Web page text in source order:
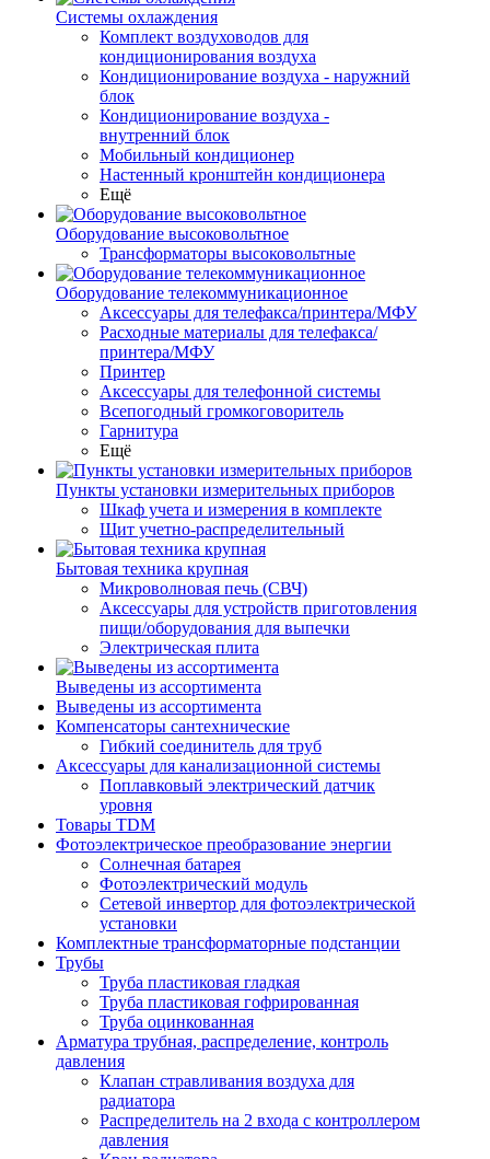
Системы охлаждения
Комплект воздуховодов для
кондиционирования воздуха
Кондиционирование воздуха - наружний
блок
Кондиционирование воздуха -
внутренний блок
Мобильный кондиционер
Настенный кронштейн кондиционера
Ещё
Оборудование высоковольтное
Трансформаторы высоковольтные
Оборудование телекоммуникационное
Аксессуары для телефакса/принтера/МФУ
Расходные материалы для телефакса/
принтера/МФУ
Принтер
Аксессуары для телефонной системы
Всепогодный громкоговоритель
Гарнитура
Ещё
Пункты установки измерительных приборов
Шкаф учета и измерения в комплекте
Щит учетно-распределительный
Бытовая техника крупная
Микроволновая печь (СВЧ)
Аксессуары для устройств приготовления
пищи/оборудования для выпечки
Электрическая плита
Выведены из ассортимента
Выведены из ассортимента
Компенсаторы сантехнические
Гибкий соединитель для труб
Аксессуары для канализационной системы
Поплавковый электрический датчик
уровня
Товары TDM
Фотоэлектрическое преобразование энергии
Солнечная батарея
Фотоэлектрический модуль
Сетевой инвертор для фотоэлектрической
установки
Комплектные трансформаторные подстанции
Трубы
Труба пластиковая гладкая
Труба пластиковая гофрированная
Труба оцинкованная
Арматура трубная, распределение, контроль
давления
Клапан стравливания воздуха для
радиатора
Распределитель на 2 входа с контроллером
давления